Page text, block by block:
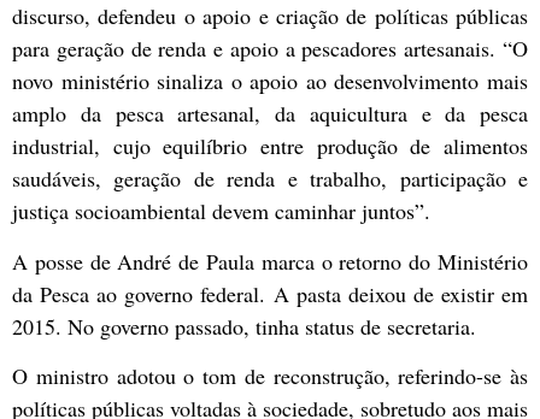
discurso, defendeu o apoio e criação de políticas públicas
para geração de renda e apoio a pescadores artesanais. “O
novo ministério sinaliza o apoio ao desenvolvimento mais
amplo da pesca artesanal, da aquicultura e da pesca
industrial, cujo equilíbrio entre produção de alimentos
saudáveis, geração de renda e trabalho, participação e
justiça socioambiental devem caminhar juntos”.
A posse de André de Paula marca o retorno do Ministério
da Pesca ao governo federal. A pasta deixou de existir em
2015. No governo passado, tinha status de secretaria.
O ministro adotou o tom de reconstrução, referindo-se às
políticas públicas voltadas à sociedade, sobretudo aos mais